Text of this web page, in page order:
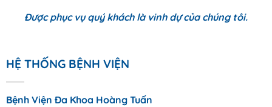
Được phục vụ quý khách là vinh dự của chúng tôi.
HỆ THỐNG BỆNH VIỆN
Bệnh Viện Đa Khoa Hoàng Tuấn